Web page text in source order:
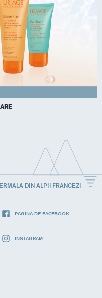
DIN ALPII FRANCEZI
PAGINA DE FACEBOOK
INSTAGRAM